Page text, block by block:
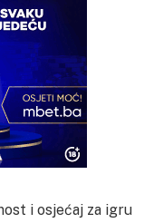
i osjećaj za igru